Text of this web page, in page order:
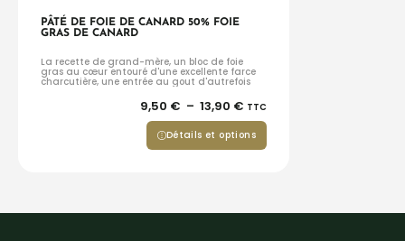
PÂTÉ DE FOIE DE CANARD 50% FOIE
GRAS DE CANARD
La recette de grand-mère, un bloc de foie
gras au cœur entouré d'une excellente farce
charcutière, une entrée au gout d'autrefois
9,50 € – 13,90 € TTC
Détails et options